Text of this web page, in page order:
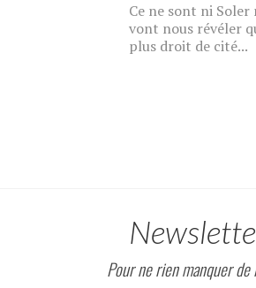
Ce ne sont ni
vont nous révéler
plus droit de cité...
Pour ne rien manquer de